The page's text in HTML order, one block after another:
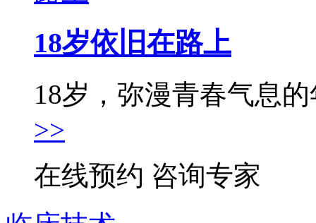
18岁依旧在路上
18岁，弥漫青春气息
>>
在线预约 咨询专家